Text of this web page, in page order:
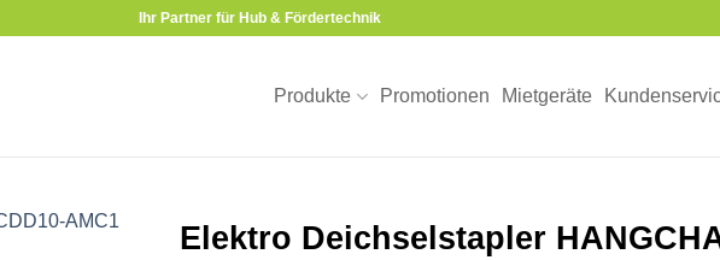
Ihr Partner für Hub & Fördertechnik
Produkte Promotionen Mietgeräte
Elektro Deichselstapler